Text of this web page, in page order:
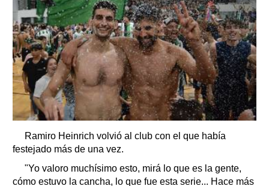
Ramiro Heinrich volvió al club con el que había
festejado más de una vez.
"Yo valoro muchísimo esto, mirá lo que es la gente,
cómo estuvo la cancha, lo que fue esta serie... Hace más